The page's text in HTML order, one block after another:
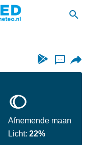
...
Afnemende maan
Licht:22%